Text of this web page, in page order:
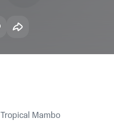
Tropical Mambo